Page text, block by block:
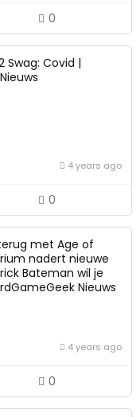
0
Swag: Covid |
4 years ago
0
met Age of
nadert nieuwe
Bateman wil je
Nieuws
4 years ago
0